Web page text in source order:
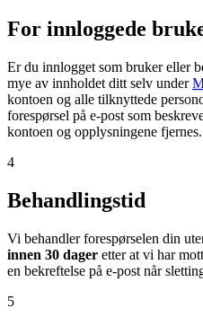
For innloggede
Er du innlogget som bruker eller
mye av innholdet ditt selv under
kontoen og alle tilknyttede
forespørsel på e-post som
kontoen og opplysningene fjernes.
4
Behandlingstid
Vi behandler forespørselen din
innen 30 dager etter at vi har
en bekreftelse på e-post når
5